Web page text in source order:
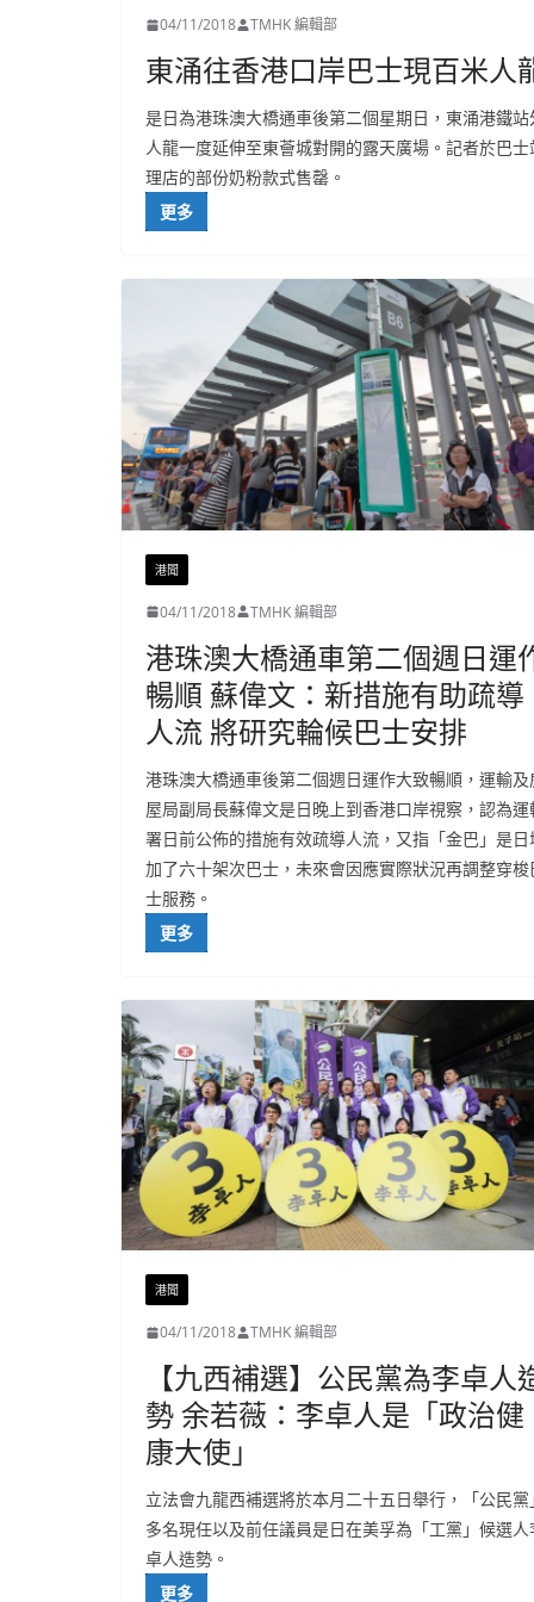
04/11/2018 TMHK 編輯部
東涌往香港口岸巴士現百米人
是日為港珠澳大橋通車後第二個星期日，東涌港鐵
人龍一度延伸至東薈城對開的露天廣場。記者於巴
理店的部份奶粉款式售罄。
更多
港聞
04/11/2018 TMHK 編輯部
港珠澳大橋通車第二個週日運
暢順 蘇偉文：新措施有助疏導
人流 將研究輪候巴士安排
港珠澳大橋通車後第二個週日運作大致暢順，運輸及
屋局副局長蘇偉文是日晚上到香港口岸視察，認為運
署日前公佈的措施有效疏導人流，又指「金巴」是日
加了六十架次巴士，未來會因應實際狀況再調整穿梭
士服務。
更多
港聞
04/11/2018 TMHK 編輯部
【九西補選】公民黨為李卓人
勢 余若薇：李卓人是「政治健
康大使」
立法會九龍西補選將於本月二十五日舉行，「公民黨
多名現任以及前任議員是日在美孚為「工黨」候選人
卓人造勢。
更多